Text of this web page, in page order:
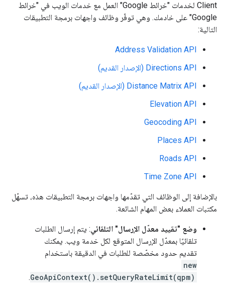
Client لخدمات "خرائط Google" العمل مع خدمات الويب في "خرائط
Google" على خادمك. وهي توفّر وظائف واجهات برمجة التطبيقات
التالية:
Address Validation API
Directions API (الإصدار القديم)
Distance Matrix API (الإصدار القديم)
Elevation API
Geocoding API
Places API
Roads API
Time Zone API
بالإضافة إلى الوظائف التي تقدّمها واجهات برمجة التطبيقات هذه، تسهّل
مكتبات العملاء بعض المهام الشائعة.
وضع "تقييد معدّل الإرسال" التلقائي: يتم إرسال الطلبات
تلقائيًا بمعدّل الإرسال المتوقع لكل خدمة ويب. يمكنك
تقديم حدود مخصّصة للطلبات في الدقيقة باستخدام
new
GeoApiContext().setQueryRateLimit(qpm)
.